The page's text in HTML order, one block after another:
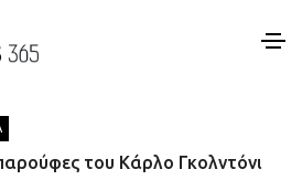
του Κάρλο Γκολντόνι